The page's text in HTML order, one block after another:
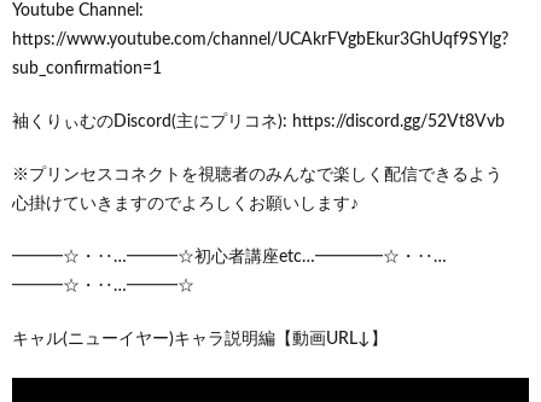
Youtube Channel:
https://www.youtube.com/channel/UCAkrFVgbEkur3GhUqf9SYlg?
sub_confirmation=1
袖くりぃむのDiscord(主にプリコネ): https://discord.gg/52Vt8Vvb
※プリンセスコネクトを視聴者のみんなで楽しく配信できるよう
心掛けていきますのでよろしくお願いします♪
━━━☆・‥…━━━☆初心者講座etc…━━━━☆・‥…
━━━☆・‥…━━━☆
キャル(ニューイヤー)キャラ説明編【動画URL↓】